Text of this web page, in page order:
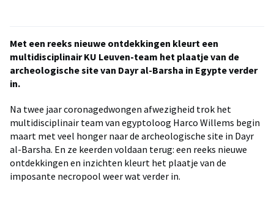
Met een reeks nieuwe ontdekkingen kleurt een
multidisciplinair KU Leuven-team het plaatje van de
archeologische site van Dayr al-Barsha in Egypte verder
in.
Na twee jaar coronagedwongen afwezigheid trok het
multidisciplinair team van egyptoloog Harco Willems begin
maart met veel honger naar de archeologische site in Dayr
al-Barsha. En ze keerden voldaan terug: een reeks nieuwe
ontdekkingen en inzichten kleurt het plaatje van de
imposante necropool weer wat verder in.